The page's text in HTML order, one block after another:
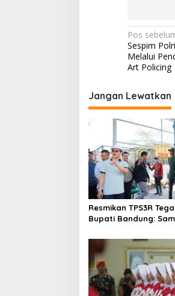
N
a
v
i
g
a
s
i
p
o
s
Pos
Sespim
Melalui
Art Policing
Jangan Lewatkan
Resmikan TPS3R
Bupati Bandung: